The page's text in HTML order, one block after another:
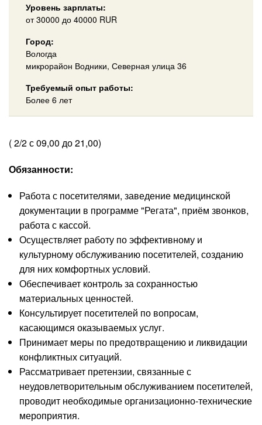
Уровень зарплаты:
от30000 до 40000 RUR
Город:
Вологда
микрорайон Водники, Северная улица 36
Требуемый опыт работы:
Более 6 лет
( 2/2 с 09,00 до 21,00)
Обязанности:
Работа с посетителями, заведение медицинской
документации в программе "Регата", приём звонков,
работа с кассой.
Осуществляет работу по эффективному и
культурному обслуживанию посетителей, созданию
для них комфортных условий.
Обеспечивает контроль за сохранностью
материальных ценностей.
Консультирует посетителей по вопросам,
касающимся оказываемых услуг.
Принимает меры по предотвращению и ликвидации
конфликтных ситуаций.
Рассматривает претензии, связанные с
неудовлетворительным обслуживанием посетителей,
проводит необходимые организационно-технические
мероприятия.